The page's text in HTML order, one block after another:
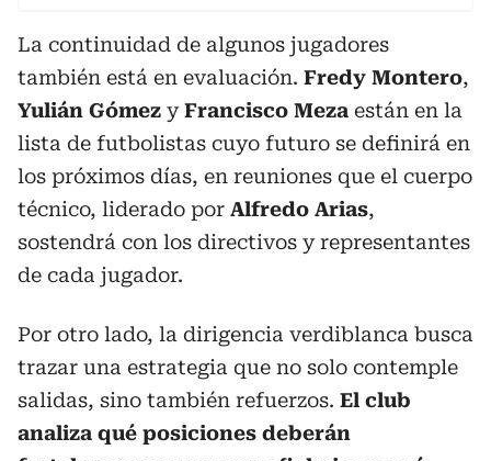
La continuidad de algunos jugadores
también está en evaluación. Fredy Montero,
Yulián Gómez yFrancisco Meza están en la
lista de futbolistas cuyo futuro se definirá en
los próximos días, en reuniones que el cuerpo
técnico, liderado por Alfredo Arias,
sostendrá con los directivos y representantes
de cada jugador.
Por otro lado, la dirigencia verdiblanca busca
trazar una estrategia que no solo contemple
salidas, sino también refuerzos. El club
analiza qué posiciones deberán